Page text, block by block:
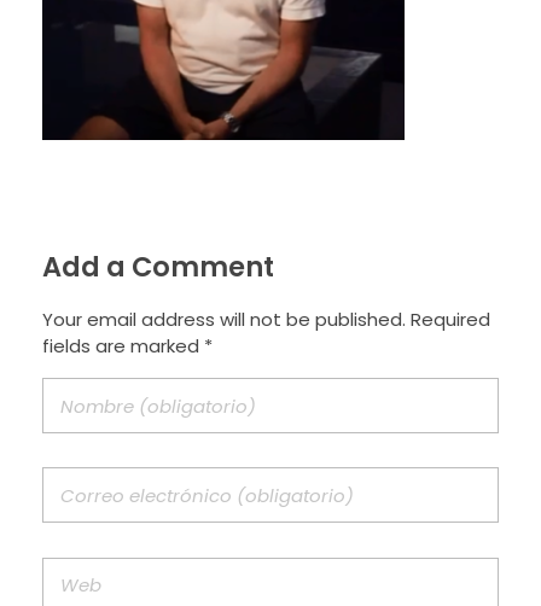
Add a Comment
Your email address will not be published. Required
fields are marked *